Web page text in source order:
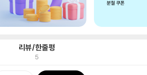
리뷰/한줄평
5